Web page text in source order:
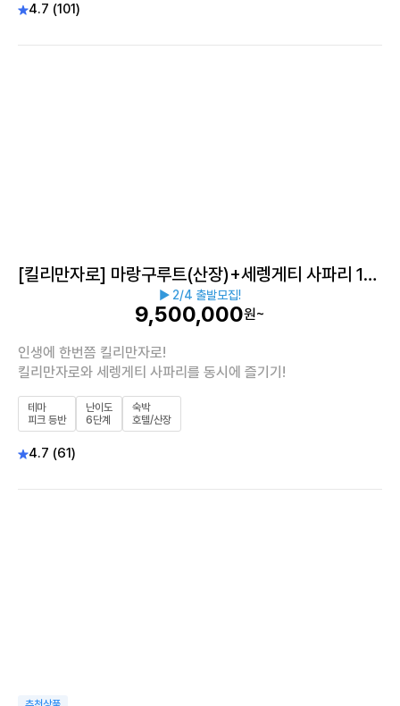
4.7 (101)
[킬리만자로] 마랑구루트(산장)+세렝게티 사파리 11
▶ 2/4 출발모집!
9,500,000원~
인생에 한번쯤 킬리만자로!
킬리만자로와 세렝게티 사파리를 동시에 즐기기!
테마
피크 등반
난이도
6단계
숙박
호텔/산장
4.7 (61)